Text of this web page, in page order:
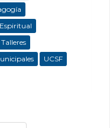
Talleres
UCSF